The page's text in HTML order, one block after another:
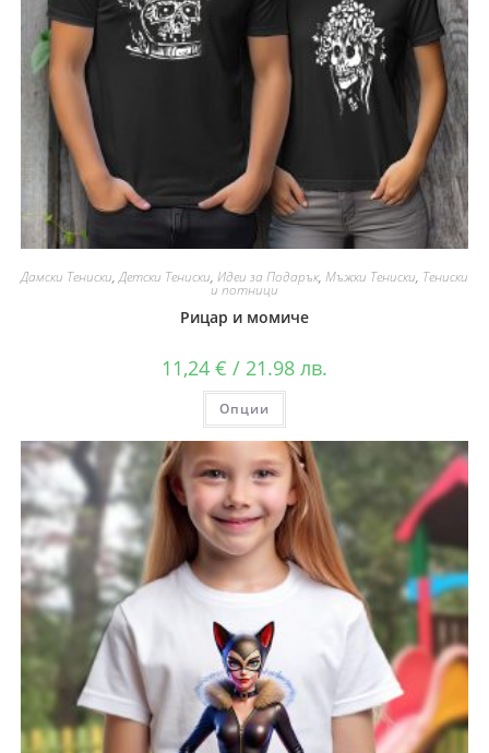
Дамски Тениски, Детски Тениски, Идеи за Подарък, Мъжки Тениски, Тениски
и потници
Рицар и момиче
11,24 € / 21.98 лв.
Опции